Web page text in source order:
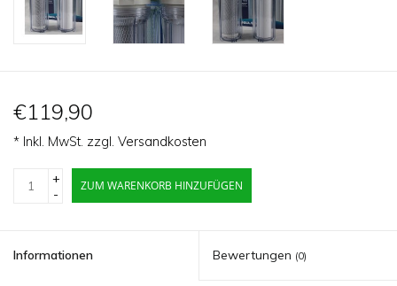
Service - Dienstleistungen
€119,90
* Inkl. MwSt. zzgl. Versandkosten
+
-
ZUM WARENKORB HINZUFÜGEN
Informationen Bewertungen (0)